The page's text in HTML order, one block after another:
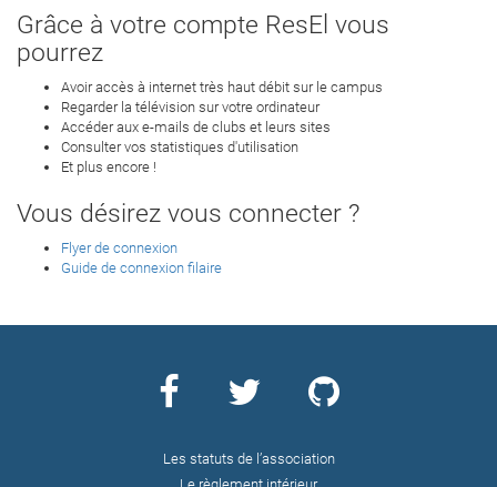
Grâce à votre compte ResEl vous
pourrez
Avoir accès à internet très haut débit sur le campus
Regarder la télévision sur votre ordinateur
Accéder aux e-mails de clubs et leurs sites
Consulter vos statistiques d'utilisation
Et plus encore !
Vous désirez vous connecter ?
Flyer de connexion
Guide de connexion filaire
Les statuts de l’association